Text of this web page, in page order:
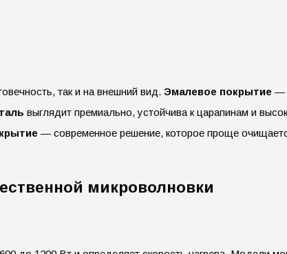
так и на внешний вид. Эмалевое покрытие —
выглядит премиально, устойчива к царапинам и
— современное решение, которое проще
микроволновки